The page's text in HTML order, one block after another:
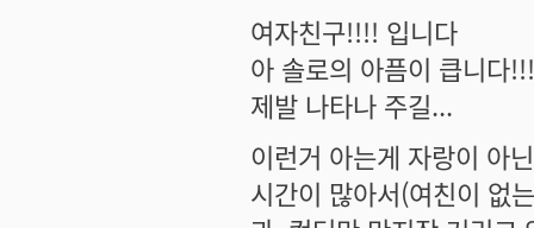
여자친구!!!! 입니다
아 솔로의 아픔이 큽니다
제발 나타나 주길...
이런거 아는게 자랑이 아
시간이 많아서(여친이 없